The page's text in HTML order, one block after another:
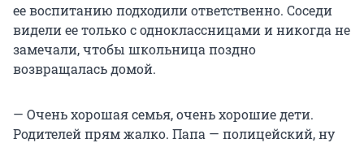
ее воспитанию подходили ответственно. Соседи
видели ее только с одноклассницами и никогда не
замечали, чтобы школьница поздно
возвращалась домой.
— Очень хорошая семья, очень хорошие дети.
Родителей прям жалко. Папа — полицейский, ну